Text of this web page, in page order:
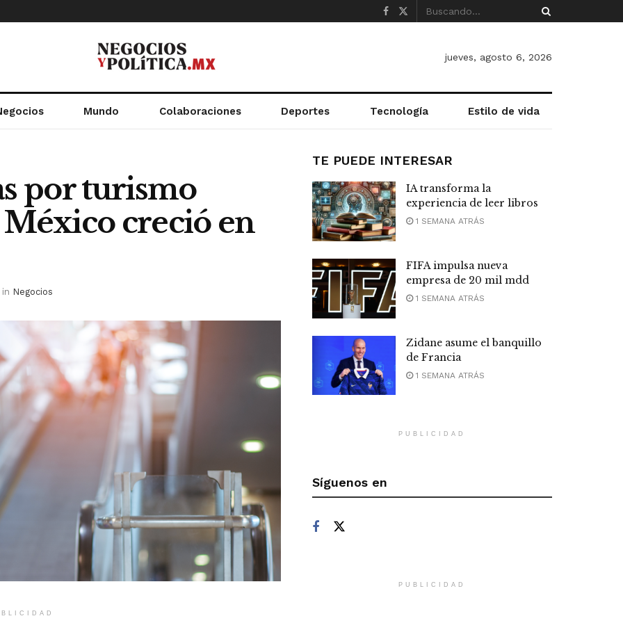
jueves, agosto 6, 2026
Mundo Colaboraciones Deportes Tecnología Estilo de vida
por turismo
creció en
in Negocios
TE PUEDE INTERESAR
IA transforma la
experiencia de leer libros
1 SEMANA ATRÁS
FIFA impulsa nueva
empresa de 20 mil mdd
1 SEMANA ATRÁS
Zidane asume el banquillo
de Francia
1 SEMANA ATRÁS
PUBLICIDAD
Síguenos en
PUBLICIDAD